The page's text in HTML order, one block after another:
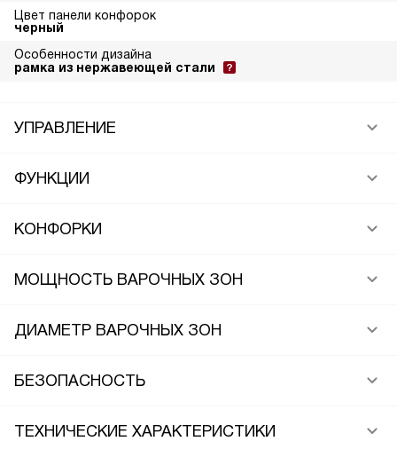
Цвет панели конфорок
черный
Особенности дизайна
рамка из нержавеющей стали
УПРАВЛЕНИЕ
ФУНКЦИИ
КОНФОРКИ
МОЩНОСТЬ ВАРОЧНЫХ ЗОН
ДИАМЕТР ВАРОЧНЫХ ЗОН
БЕЗОПАСНОСТЬ
ТЕХНИЧЕСКИЕ ХАРАКТЕРИСТИКИ